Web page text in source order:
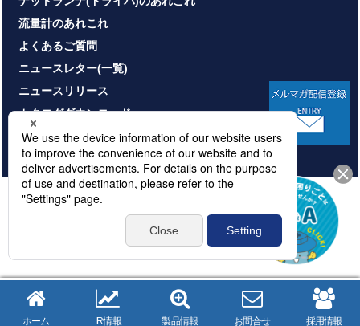
ホーム IR情報 製品情報 お問合せ 採用情報
流量計のあれこれ
よくあるご質問
ニュースレター(一覧)
ニュースリリース
カタログダウンロード
お問い合わせ
HOME プライバシーポリシー
情報セキュリティ基本方針
© NITTOSEIKO CO., LTD. All rights reserved.